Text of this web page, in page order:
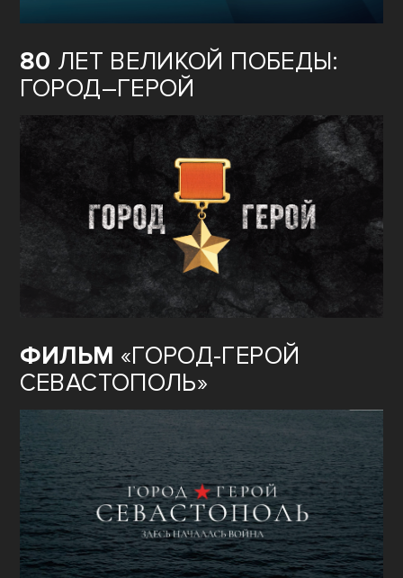
80 ЛЕТ ВЕЛИКОЙ ПОБЕДЫ:
ГОРОД–ГЕРОЙ
ФИЛЬМ «ГОРОД-ГЕРОЙ
СЕВАСТОПОЛЬ»